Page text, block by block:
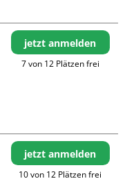
jetzt anmelden
7 von 12 Plätzen frei
jetzt anmelden
10 von 12 Plätzen frei